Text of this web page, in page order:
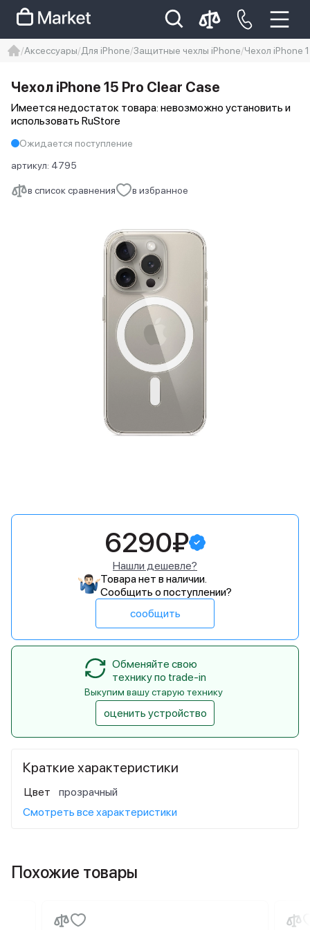
Iphone 14 pro max
айфон 14
Аксессуары Для iPhone Защитные чехлы iPhone Чехол iPhone
в список сравнения в избранное
Чехол iPhone 15 Pro Clear Case
Имеется недостаток товара: невозможно установить и
использовать RuStore
Ожидается поступление
артикул: 4795
Краткие характеристики
Цвет
прозрачный
Смотреть все характеристики
6290₽
Нашли дешевле?
Товара нет в наличии.
Сообщить о поступлении?
сообщить
Обменяйте свою
технику по trade-in
Выкупим вашу старую технику
оценить устройство
Похожие товары